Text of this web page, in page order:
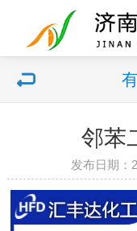
邻苯
发布日期：